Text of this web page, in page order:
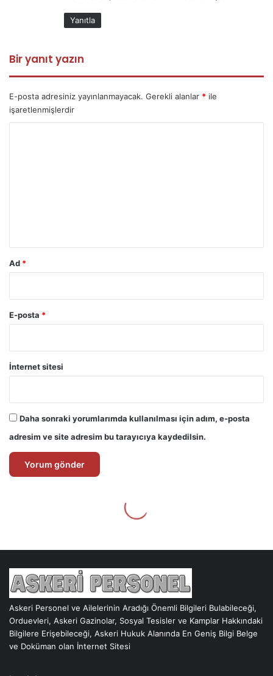
Askeri Personel ve Ailelerinin Aradığı Önemli Bilgileri Bulabileceği,
Orduevleri, Askeri Gazinolar, Sosyal Tesisler ve Kamplar Hakkındaki
Bilgilere Erişebileceği, Askeri Hukuk Alanında En Geniş Bilgi Belge
ve Doküman olan İnternet Sitesi